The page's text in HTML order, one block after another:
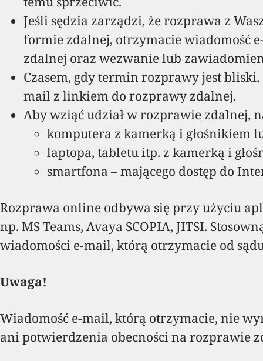
Jeśli sędzia zarządzi, że rozprawa z
formie zdalnej, otrzymacie wiadomość
zdalnej oraz wezwanie lub
Czasem, gdy termin rozprawy jest
mail z linkiem do rozprawy zdalnej.
Aby wziąć udział w rozprawie zdalnej,
komputera z kamerką i głośnikiem
laptopa, tabletu itp. z kamerką i
smartfona – mającego dostęp do
Rozprawa online odbywa się przy użyciu
np. MS Teams, Avaya SCOPIA, JITSI.
wiadomości e-mail, którą otrzymacie od
Uwaga!
Wiadomość e-mail, którą otrzymacie, nie
ani potwierdzenia obecności na rozprawie